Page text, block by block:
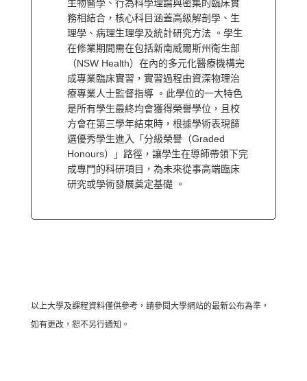
生物醫學、行為科學理論與密集的臨床實
務相結合，核心科目涵蓋高級解剖學、生
理學、病理生理學及統計研究方法 。學生
在修業期間需在包括新南威爾斯州衛生部
（NSW Health）在內的多元化醫療機構完
成專業臨床實習，實習過程由資深物理治
療專業人士監督指導 。此學位的一大特色
是所有學生最終均會獲得榮譽學位，且校
方會在第三學年結束時，根據學術表現篩
選優秀學生進入「分級榮譽（Graded
Honours）」路徑，讓學生在導師帶領下完
成專門的科研項目，為未來從事高端臨床
研究或學術發展奠定基礎 。
以上大學及課程資料僅供參考，請參閱大學網站的最新公布為準，
如有更改，恕不另行通知。